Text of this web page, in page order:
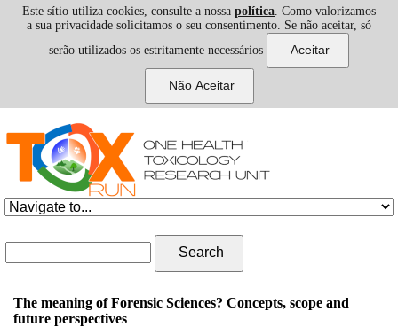
Este sítio utiliza cookies, consulte a nossa política. Como valorizamos
a sua privacidade solicitamos o seu consentimento. Se não aceitar, só
serão utilizados os estritamente necessários
Search form
Search
The meaning of Forensic Sciences? Concepts, scope and
future perspectives